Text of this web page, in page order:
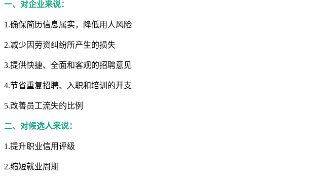
一、对企业来说：
1.确保简历信息属实，降低用人风险
2.减少因劳资纠纷所产生的损失
3.提供快捷、全面和客观的招聘意见
4.节省重复招聘、入职和培训的开支
5.改善员工流失的比例
二、对候选人来说：
1.提升职业信用评级
2.缩短就业周期